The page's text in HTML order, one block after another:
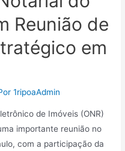
Reunião de
em
1ripoaAdmin
de Imóveis (ONR)
importante reunião no
com a participação da